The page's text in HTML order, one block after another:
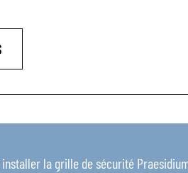
Comment installer la grille de sécurité